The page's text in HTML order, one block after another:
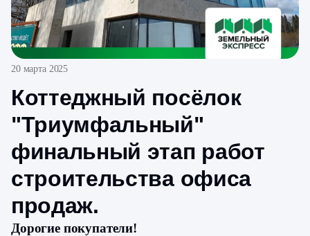
20 марта 2025
Коттеджный посёлок
"Триумфальный"
финальный этап работ
строительства офиса
продаж.
Дорогие покупатели!